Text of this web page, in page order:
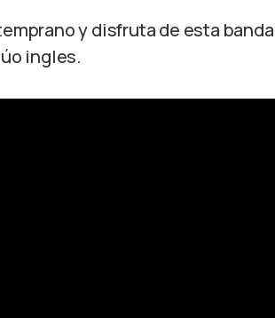
y disfruta de esta
ingles.